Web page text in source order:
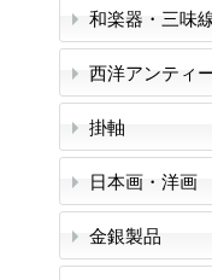
和楽器・三味
西洋アンティ
掛軸
日本画・洋画
金銀製品